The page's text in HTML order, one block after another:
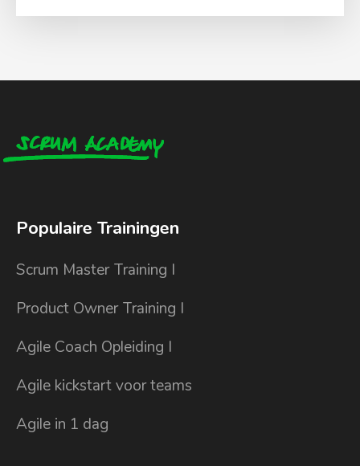
Populaire Trainingen
Scrum Master Training I
Product Owner Training I
Agile Coach Opleiding I
Agile kickstart voor teams
Agile in 1 dag